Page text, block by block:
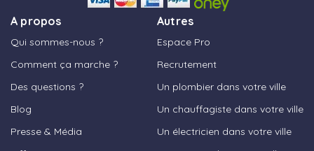
A propos
Qui sommes-nous ?
Comment ça marche ?
Des questions ?
Blog
Presse & Média
Autres
Espace Pro
Recrutement
Un plombier dans votre ville
Un chauffagiste dans votre ville
Un électricien dans votre ville